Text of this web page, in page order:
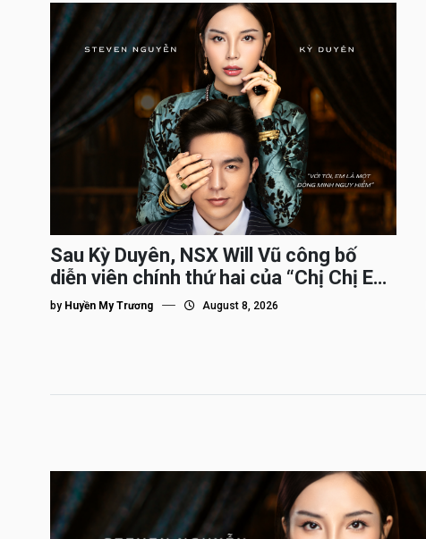
Sau Kỳ Duyên, NSX Will Vũ công bố
diễn viên chính thứ hai của “Chị Chị Em
Em 3″
by Huyền My Trương August 8, 2026